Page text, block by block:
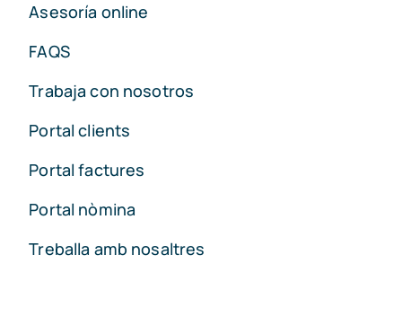
Asesoría online
FAQS
Trabaja con nosotros
Portal clients
Portal factures
Portal nòmina
Treballa amb nosaltres